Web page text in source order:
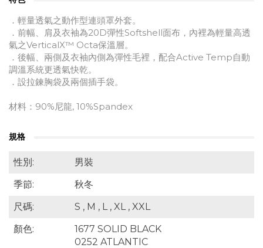
．輕量透氣之動作型連頭罩外套。
．前幅、肩及衣袖為20D彈性Softshell面布，內裡為輕量高透
氣之VerticalX™ Octa保溫層。
．後幅、兩側及衣袖內側為彈性毛裡，配合Active Temp自動
調溫系統更透氣快乾。
．設拉鍊胸袋及兩個插手袋。
材料：90%尼龍, 10%Spandex
規格
性別:
男裝
季節:
秋冬
尺碼:
S , M , L , XL , XXL
顏色:
1677 SOLID BLACK
0252 ATLANTIC